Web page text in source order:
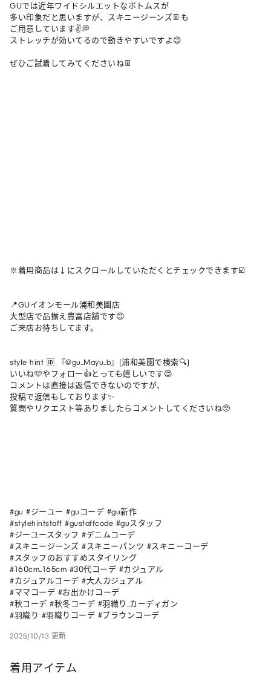
GUでは近年ワイドシルエットなボトムスが
多い印象だと思いますが、スキニージーンズ👖も
ご用意しています✌️💭
ストレッチが効いてるので動きやすいですよ😊
ぜひご試着してみてくださいね👖
※着用商品は↓にスクロールしていただくとチェックできます☑️
📍GUイオンモール浦和美園店
大型店で品揃え豊富店舗です😊
ご来店お待ちしてます。
style hint 🆔 『@gu_Mayu_b』(浦和美園で検索🔍)
いいね🩷やフォロー👍とっても嬉しいです😊
コメントは直接は返信できないのですが、
投稿で返信もしております✨
質問やリクエスト等ありましたらコメントしてくださいね🥺
#gu #ジーユー #guコーデ #gu新作
#stylehintstaff #gustaffcode #guスタッフ
#ジーユースタッフ #デニムコーデ
#スキニージーンズ #スキニーパンツ #スキニーコーデ
#スタッフのおすすめスタイリング
#160cm_165cm #30代コーデ #カジュアル
#カジュアルコーデ #大人カジュアル
#ママコーデ #お出かけコーデ
#秋コーデ #秋冬コーデ #羽織り_カーディガン
#羽織り #羽織りコーデ #ブラウンコーデ
2025/10/13 更新
着用アイテム